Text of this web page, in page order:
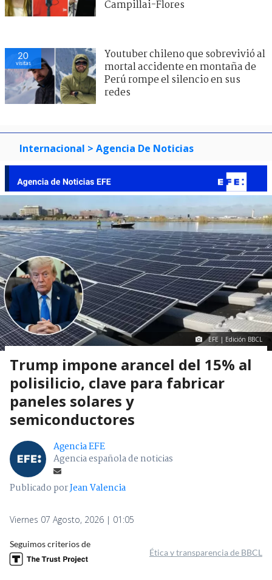
Campillai-Flores
20
visitas
Youtuber chileno que sobrevivió al
mortal accidente en montaña de
Perú rompe el silencio en sus
redes
Internacional > Agencia De Noticias
EFE | Edición BBCL
Trump impone arancel del 15% al
polisilicio, clave para fabricar
paneles solares y
semiconductores
Agencia EFE
Agencia española de noticias
Publicado porJean Valencia
Viernes 07 Agosto, 2026 | 01:05
Seguimos criterios de
Ética y transparencia de BBCL